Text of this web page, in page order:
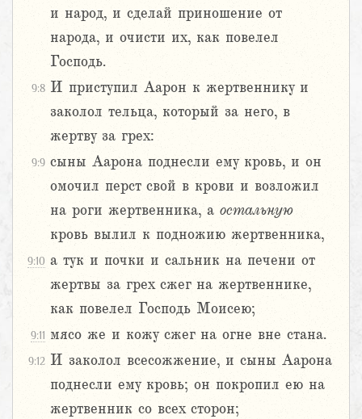
и народ, и сделай приношение от
народа, и очисти их, как повелел
Господь.
9:8 И приступил Аарон к жертвеннику и
заколол тельца, который за него, в
жертву за грех:
9:9 сыны Аарона поднесли ему кровь, и он
омочил перст свой в крови и возложил
на роги жертвенника, а остальную
кровь вылил к подножию жертвенника,
9:10 а тук и почки и сальник на печени от
жертвы за грех сжег на жертвеннике,
как повелел Господь Моисею;
9:11 мясо же и кожу сжег на огне вне стана.
9:12 И заколол всесожжение, и сыны Аарона
поднесли ему кровь; он покропил ею на
жертвенник со всех сторон;